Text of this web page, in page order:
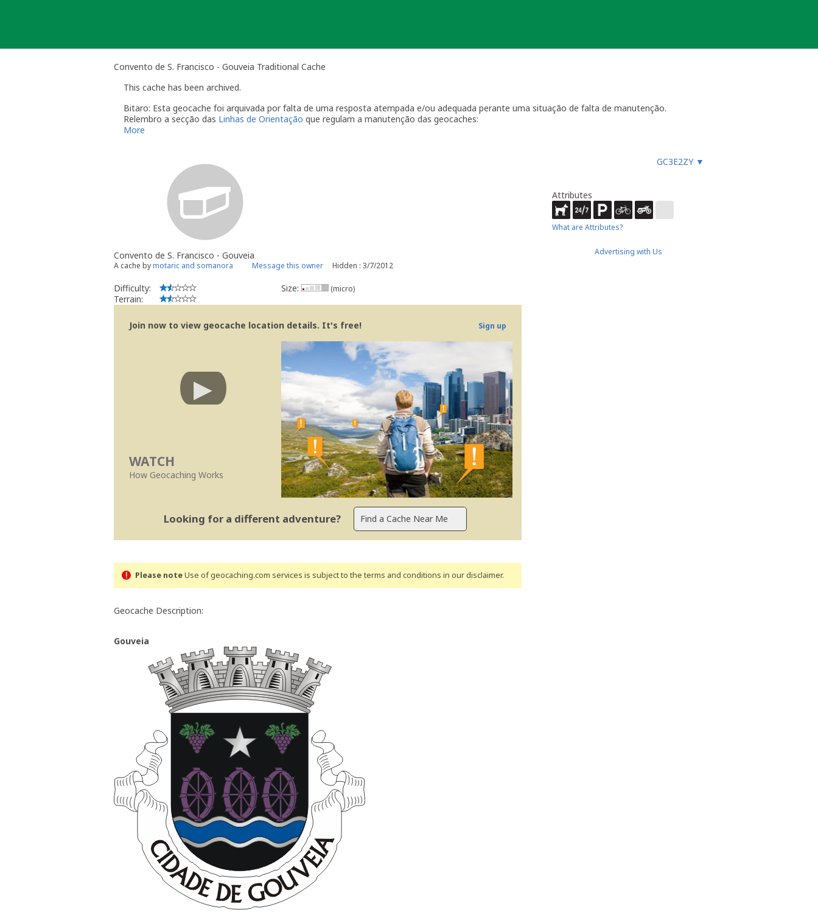
Convento de S. Francisco - Gouveia Traditional Cache
This cache has been archived.
Bitaro: Esta geocache foi arquivada por falta de uma resposta atempada e/ou adequada perante uma situação de falta de manutenção.
Relembro a secção das Linhas de Orientação que regulam a manutenção das geocaches:
quando alguém reporta um problema com a geocache (desaparecimento, estrago, humidade/infiltrações, etc.), ou faz um registo
"Precisa de Manutenção". Desactive temporariamente a sua geocache para que os outros saibam que não devem procurar a
geocache até que tenha resolvido o problema. É-lhe concedido um período razoável de tempo -
do qual deverá verificar o estado da sua geocache. Se a geocache não estiver a receber a manutenção necessária ou estiver
temporariamente desactivada por um longo período de tempo, poderemos arquivar a página da geocache.
Se no local existe algum recipiente por favor recolha-o a fim de evitar que se torne lixo (geolitter).
Uma vez que se trata de um caso de falta de manutenção a sua geocache não poderá ser desarquivada. Caso submeta uma nova será tido em
conta este arquivamento por falta de manutenção.
Obrigado pela compreensão,
Community Volunteer Reviewer
Centro de Ajuda
Trabalhar com o Revisor/Revisões mais rápidas
Linhas Orientação
Políticas Regionais - Portugal
More
GC3E2ZY ▼
Convento de S. Francisco - Gouveia
A cache bymotaric and somanora Message this owner Hidden : 3/7/2012
Difficulty:
Terrain:
Size: (micro)
Join now to view geocache location details. It's free! Sign up
WATCH
How Geocaching Works
Looking for a different adventure?
Please noteUse of geocaching.com services is subject to the terms and conditions in our disclaimer.
Geocache Description:
Gouveia
Attributes
What are Attributes?
Advertising with Us